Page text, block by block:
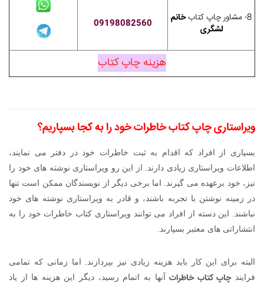
8- مشاور چاپ کتاب
خانم
لشگری
09198082560
هزینه چاپ کتاب
ویراستاریچاپ کتاب خاطراتخود را به کجا بسپاریم؟
بسیاری از افراد که اقدام به ثبت خاطرات خود در دفتر می نمایند،
اطلاعات ویراستاری زیادی دارند. از این رو ویراستاری نوشته های خود را
نیز، خود برعهده می گیرند. اما برخی دیگر از نویسندگان ممکن است تنها
در زمینه نوشتن با تجربه باشند، و قادر به ویراستاری نوشته های خود
نباشند. این دسته از افراد می توانند ویراستاری کتاب خاطرات خود را به
انتشاراتی های معتبر بسپارند.
البته برای این کار باید هزینه زیادی نیز بپردازند. اما زمانی که تمامی
فرایندچاپ کتاب خاطراتآنها به اتمام رسید، دیگر این هزینه ها از یاد